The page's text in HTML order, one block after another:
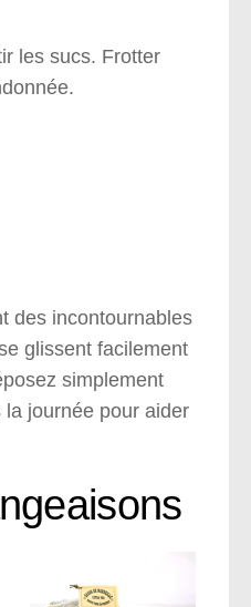
les sucs. Frotter
des incontournables
glissent facilement
simplement
la journée pour aider